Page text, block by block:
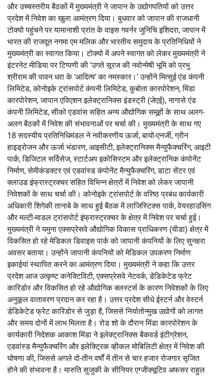
और उच्चस्तरीय बैठकों में मुख्यमंत्री ने जापान के उद्योगपतियों को उत्तर
प्रदेश में निवेश का खुला आमंत्रण दिया। बुधवार को जापान की राजधानी
टोक्यो पहुंचने पर यामानाशी प्रांत के वाइस गवर्नर जुनिचि इशिदरा, जापान में
भारत की राजदूत नगमा एम मलिक और भारतीय समुदाय के प्रतिनिधियों ने
मुख्यमंत्री का स्वागत किया। टोक्यो में अपने स्वागत को लेकर मुख्यमंत्री ने
इंटरनेट मीडिया पर टिप्पणी की ‘उगते सूरज की नवोन्मेषी भूमि को प्रभु
श्रीराम की पावन धरा के ‘आदित्य’ का नमस्कार।’ उन्होंने मित्सुई एंड कंपनी
लिमिटेड, कोनोइके ट्रांसपोर्ट कंपनी लिमिटेड, कुबोता कारपोरेशन, मिंडा
कारपोरेशन, जापान एविएशन इलेक्ट्रानिक्स इंडस्ट्री (जेएई), नागासे एंड
कंपनी लिमिटेड, सीको एडवांस सहित अन्य औद्योगिक समूहों के साथ अलग-
अलग बैठकों में निवेश की संभावनाओं पर चर्चा की। मुख्यमंत्री के साथ गए
18 सदस्यीय प्रतिनिधिमंडल ने नवीकरणीय ऊर्जा, बायो-एनर्जी, ग्रीन
हाइड्रोजन और ऊर्जा भंडारण, आइसीटी, इलेक्ट्रानिक्स मैन्युफैक्चरिंग, आइटी
पार्क, डिजिटल सर्विसेज, स्टार्टअप इकोसिस्टम और इलेक्ट्रानिक कंपोनेंट
निर्माण, सेमीकंडक्टर एवं एडवांस्ड कंपोनेंट मैन्युफैक्चरिंग, डाटा सेंटर एवं
क्लाउड इंफ्रास्ट्रक्चर सहित विभिन्न क्षेत्रों में निवेश को लेकर जापानी
निवेशकों के साथ चर्चा की। कोनोइके ट्रांसपोर्ट के वरिष्ठ प्रबंध कार्यकारी
अधिकारी शिगेकी तानाबे के साथ हुई बैठक में लाजिस्टिक्स पार्क, वेयरहाउसिंग
और मल्टी-माडल ट्रांसपोर्ट इंफ्रास्ट्रक्चर के क्षेत्र में निवेश पर चर्चा हुई।
मुख्यमंत्री ने यमुना एक्सप्रेसवे औद्योगिक विकास प्राधिकरण (यीडा) क्षेत्र में
विकसित हो रहे मेडिकल डिवाइस पार्क को जापानी कंपनियों के लिए सुनहरा
अवसर बताया। उन्होंने जापानी कंपनियों को मेडिकल उपकरण निर्माण
इकाईयां स्थापित करने का आमंत्रण दिया। मुख्यमंत्री ने कहा कि उत्तर
प्रदेश आज उत्कृष्ट कनेक्टिविटी, एक्सप्रेसवे नेटवर्क, डेडिकेटेड फ्रेट
कारिडोर और विकसित हो रहे औद्योगिक क्लस्टर्स के कारण निवेशकों के लिए
अनुकूल वातावरण प्रदान कर रहा है। उत्तर प्रदेश सीधे ईस्टर्न और वेस्टर्न
डेडिकेटेड फ्रेट कारिडोर से जुड़ा है, जिससे निर्यातोन्मुख उद्योगों को लागत
और समय दोनों में लाभ मिलता है। रोड शो के दौरान मिंडा कारपोरेशन के
कार्यकारी निदेशक आकाश मिंडा ने इलेक्ट्रानिक्स बैकवर्ड इंटीग्रेशन,
एडवांस्ड मैन्युफैक्चरिंग और इलेक्ट्रिक व्हीकल मोबिलिटी क्षेत्र में निवेश की
घोषणा की, जिससे अगले दो-तीन वर्षों में तीन से चार हजार रोजगार सृजित
होने की संभावना है। मारुति सुजुकी के सीनियर एग्जीक्यूटिव अफसर राहुल